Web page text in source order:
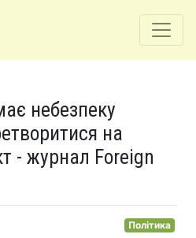
небезпеку
на
- журнал Foreign
Політика